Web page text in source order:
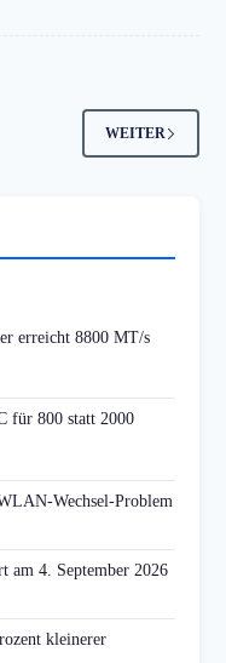
WEITER
erreicht 8800 MT/s
für 800 statt 2000
Wechsel-Problem
am 4. September 2026
kleinerer